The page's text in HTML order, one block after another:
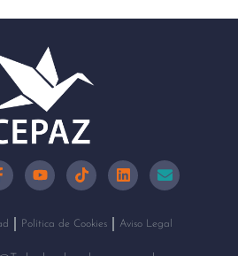
Política de Cookies Aviso Legal